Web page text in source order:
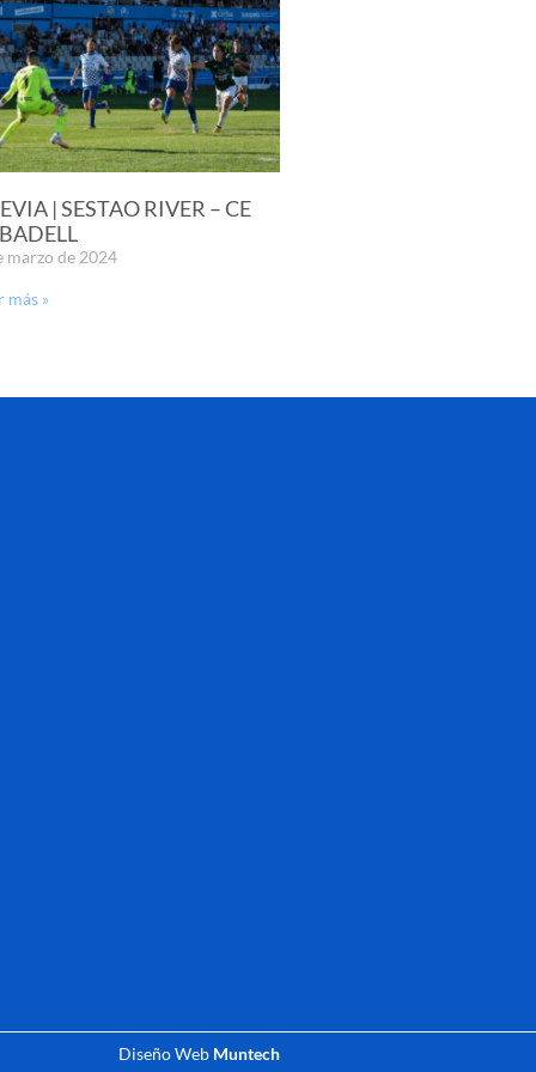
| SESTAO RIVER – CE
marzo de 2024
más »
Diseño Web Muntech